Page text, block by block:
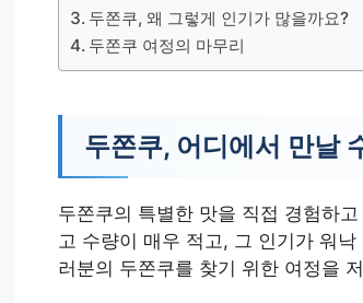
두쫀쿠, 왜 그렇게 인기가 많을까요?
두쫀쿠 여정의 마무리
두쫀쿠, 어디에서 만날
두쫀쿠의 특별한 맛을 직접 경험하
고 수량이 매우 적고, 그 인기가 워
러분의 두쫀쿠를 찾기 위한 여정을